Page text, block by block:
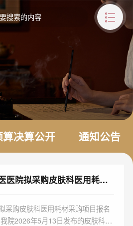
算决算公开 通知公告
医院拟采购皮肤科医用耗材
告
采购皮肤科医用耗材采购项目报名
院2026年5月13日发布的皮肤科医